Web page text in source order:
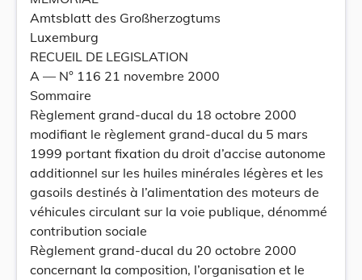
Amtsblatt des Großherzogtums
Luxemburg
RECUEIL DE LEGISLATION
A –– N° 116 21 novembre 2000
Sommaire
Règlement grand-ducal du 18 octobre 2000
modifiant le règlement grand-ducal du 5 mars
1999 portant fixation du droit d’accise autonome
additionnel sur les huiles minérales légères et les
gasoils destinés à l’alimentation des moteurs de
véhicules circulant sur la voie publique, dénommé
contribution sociale
Règlement grand-ducal du 20 octobre 2000
concernant la composition, l’organisation et le